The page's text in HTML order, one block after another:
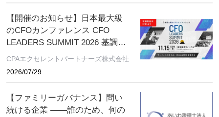
【開催のお知らせ】日本最大級
のCFOカンファレンス CFO
LEADERS SUMMIT 2026 基調講
演にソフトバンクグループCFO
CPAエクセレントパートナーズ株式会社
2026/07/29
【ファミリーガバナンス】問い
続ける企業 ――誰のため、何の